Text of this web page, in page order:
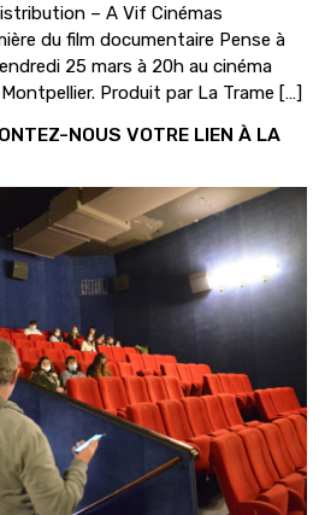
– A Vif Cinémas
du film documentaire Pense à
25 mars à 20h au cinéma
Produit par La Trame […]
NOUS VOTRE LIEN À LA